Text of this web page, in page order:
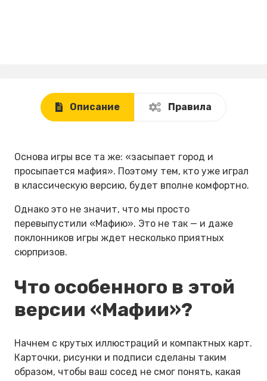
Описание Правила
Основа игры все та же: «засыпает город и
просыпается мафия». Поэтому тем, кто уже играл
в классическую версию, будет вполне комфортно.
Однако это не значит, что мы просто
перевыпустили «Мафию». Это не так — и даже
поклонников игры ждет несколько приятных
сюрпризов.
Что особенного в этой
версии «Мафии»?
Начнем с крутых иллюстраций и компактных карт.
Карточки, рисунки и подписи сделаны таким
образом, чтобы ваш сосед не смог понять, какая